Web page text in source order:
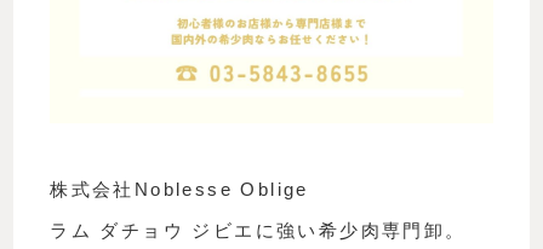
株式会社Noblesse Oblige
ラム ダチョウ ジビエに強い希少肉専門卸。